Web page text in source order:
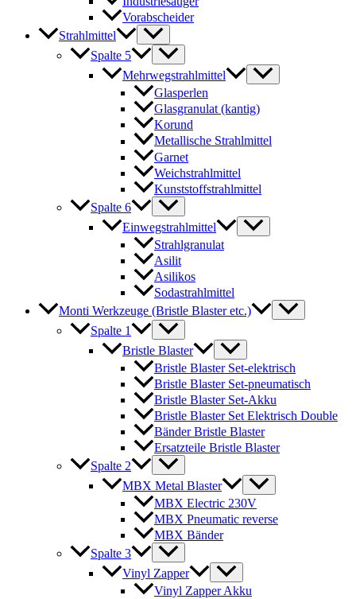
Vorabscheider
Strahlmittel
Spalte 5
Mehrwegstrahlmittel
Glasperlen
Glasgranulat (kantig)
Korund
Metallische Strahlmittel
Garnet
Weichstrahlmittel
Kunststoffstrahlmittel
Spalte 6
Einwegstrahlmittel
Strahlgranulat
Asilit
Asilikos
Sodastrahlmittel
Monti Werkzeuge (Bristle Blaster etc.)
Spalte 1
Bristle Blaster
Bristle Blaster Set-elektrisch
Bristle Blaster Set-pneumatisch
Bristle Blaster Set-Akku
Bristle Blaster Set Elektrisch Double
Bänder Bristle Blaster
Ersatzteile Bristle Blaster
Spalte 2
MBX Metal Blaster
MBX Electric 230V
MBX Pneumatic reverse
MBX Bänder
Spalte 3
Vinyl Zapper
Vinyl Zapper Akku